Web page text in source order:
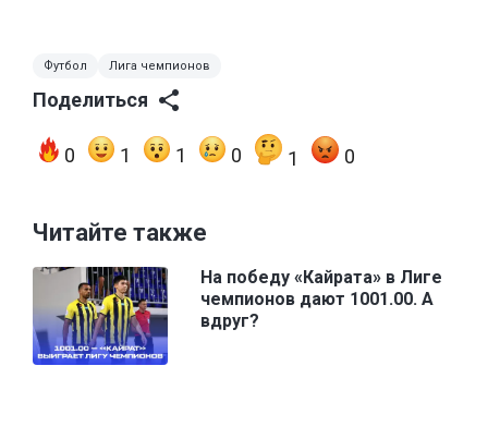
Футбол Лига чемпионов
Поделиться
0 1 1 0 1 0
Читайте также
На победу «Кайрата» в Лиге
чемпионов дают 1001.00. А
вдруг?